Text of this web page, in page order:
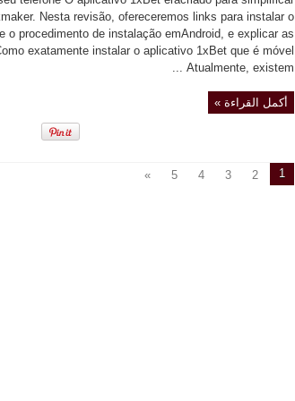
/
/
Nesta revisão, ofereceremos links para instalar o
o procedimento de instalação emAndroid, e explicar as
exatamente instalar o aplicativo 1xBet que é móvel
Atualmente, existem ...
أكمل القراءة »
1
2
3
4
5
»